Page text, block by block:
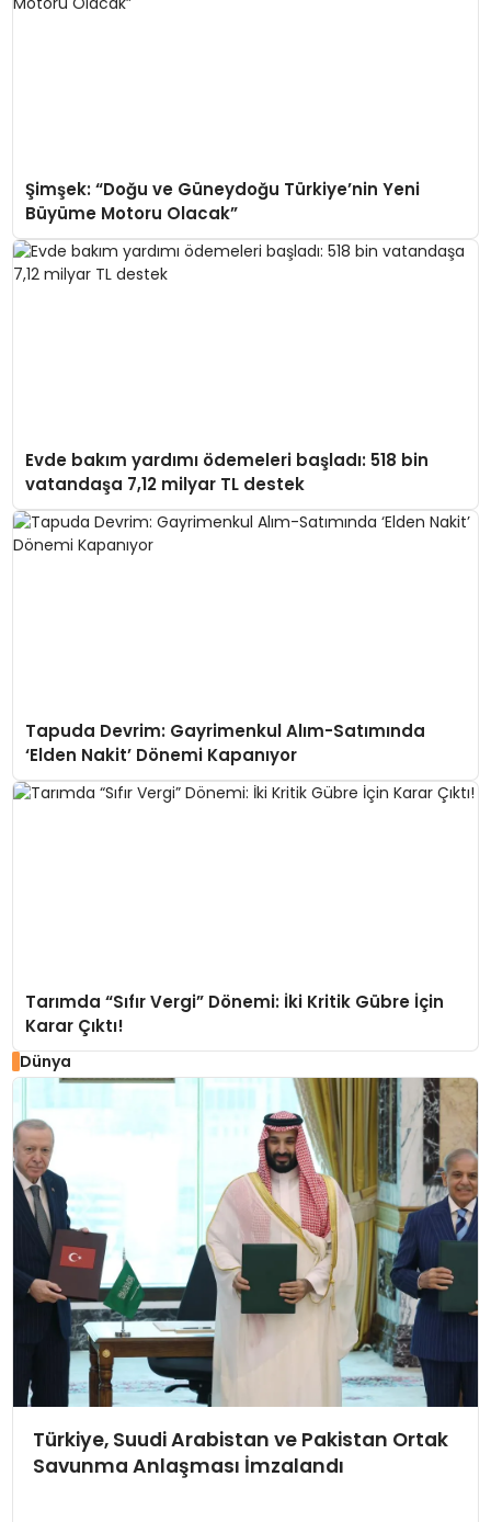
Şimşek: “Doğu ve Güneydoğu Türkiye’nin Yeni
Büyüme Motoru Olacak”
Evde bakım yardımı ödemeleri başladı: 518 bin
vatandaşa 7,12 milyar TL destek
Tapuda Devrim: Gayrimenkul Alım-Satımında
‘Elden Nakit’ Dönemi Kapanıyor
Tarımda “Sıfır Vergi” Dönemi: İki Kritik Gübre İçin
Karar Çıktı!
Dünya
Türkiye, Suudi Arabistan ve Pakistan Ortak
Savunma Anlaşması İmzalandı